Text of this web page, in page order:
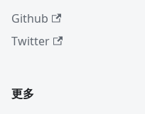
Github
Twitter
更多